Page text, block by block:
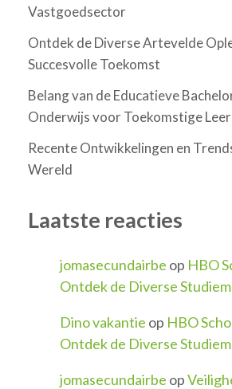
Vastgoedsector
Ontdek de Diverse Artevelde
Succesvolle Toekomst
Belang van de Educatieve
Onderwijs voor Toekomstige
Recente Ontwikkelingen en
Wereld
Laatste reacties
jomasecundairbe op HBO
Ontdek de Diverse
Dino vakantie op HBO
Ontdek de Diverse
jomasecundairbe op